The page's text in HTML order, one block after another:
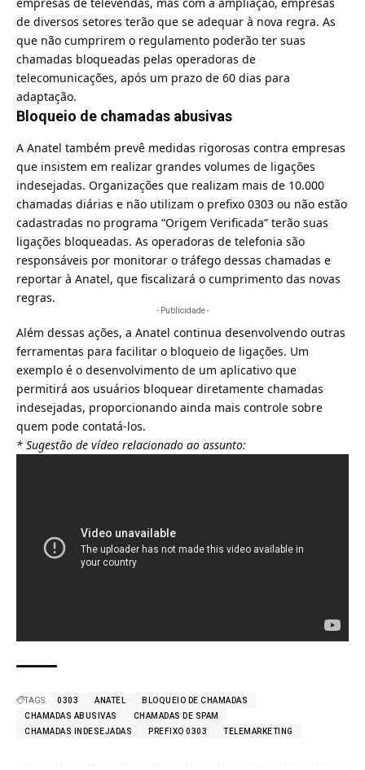
de diversos setores terão que se adequar à nova regra. As
que não cumprirem o regulamento poderão ter suas
chamadas bloqueadas pelas operadoras de
telecomunicações, após um prazo de 60 dias para
adaptação.
Bloqueio de chamadas abusivas
A Anatel também prevê medidas rigorosas contra empresas
que insistem em realizar grandes volumes de ligações
indesejadas. Organizações que realizam mais de 10.000
chamadas diárias e não utilizam o prefixo 0303 ou não estão
cadastradas no programa “Origem Verificada” terão suas
ligações bloqueadas. As operadoras de telefonia são
responsáveis por monitorar o tráfego dessas chamadas e
reportar à Anatel, que fiscalizará o cumprimento das novas
regras.
- Publicidade -
Além dessas ações, a Anatel continua desenvolvendo outras
ferramentas para facilitar o bloqueio de ligações. Um
exemplo é o desenvolvimento de um aplicativo que
permitirá aos usuários bloquear diretamente chamadas
indesejadas, proporcionando ainda mais controle sobre
quem pode contatá-los.
* Sugestão de vídeo relacionado ao assunto:
TAGS: 0303 ANATEL
BLOQUEIO DE CHAMADAS
CHAMADAS ABUSIVAS
CHAMADAS DE SPAM
CHAMADAS INDESEJADAS
PREFIXO 0303 TELEMARKETING